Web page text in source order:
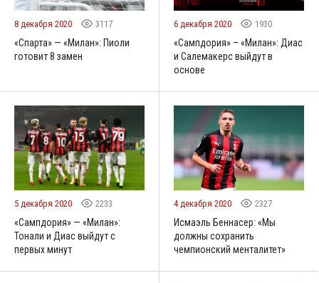
8 декабря 2020 3117
«Спарта» — «Милан»: Пиоли
готовит 8 замен
6 декабря 2020 1930
«Сампдория» – «Милан»: Диас
и Салемакерс выйдут в
основе
5 декабря 2020 2233
«Сампдория» — «Милан»:
Тонали и Диас выйдут с
первых минут
4 декабря 2020 2327
Исмаэль Беннасер: «Мы
должны сохранить
чемпионский менталитет»